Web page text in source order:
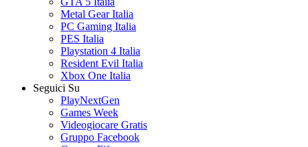
Metal Gear Italia
PC Gaming Italia
PES Italia
Playstation 4 Italia
Resident Evil Italia
Xbox One Italia
Seguici Su
PlayNextGen
Games Week
Videogiocare Gratis
Gruppo Facebook